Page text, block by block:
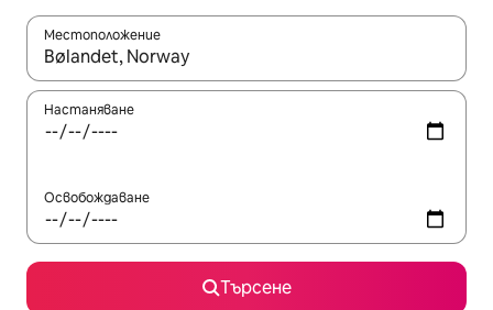
Местоположение
Когато резултатите се покажат, използвайте
Настаняване
Освобождаване
Търсене